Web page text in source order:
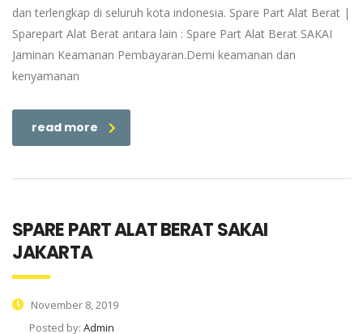
dan terlengkap di seluruh kota indonesia. Spare Part Alat Berat |
Sparepart Alat Berat antara lain : Spare Part Alat Berat SAKAI
Jaminan Keamanan Pembayaran.Demi keamanan dan
kenyamanan
read more
SPARE PART ALAT BERAT SAKAI
JAKARTA
November 8, 2019
Posted by: Admin